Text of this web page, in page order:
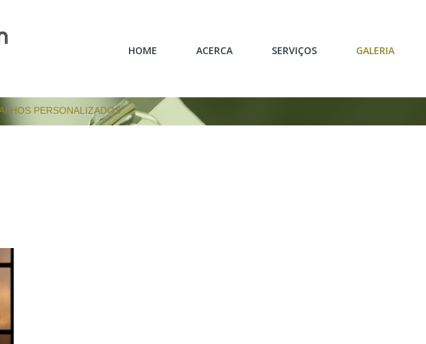
HOME ACERCA
SOBRE NÓS
SERVIÇOS
IDEALIZAÇÃO/PROJEÇÃO/DECORAÇÃO
GALERIA
CATÁLOGO
PERSONALIZADOS